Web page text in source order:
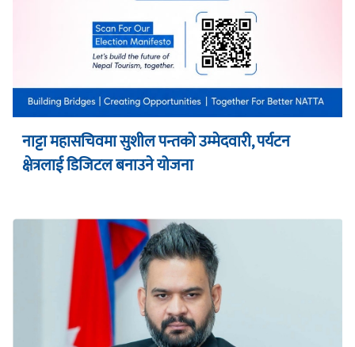
नाट्टा महासचिवमा सुशील पन्तको उम्मेदवारी, पर्यटन
क्षेत्रलाई डिजिटल बनाउने योजना